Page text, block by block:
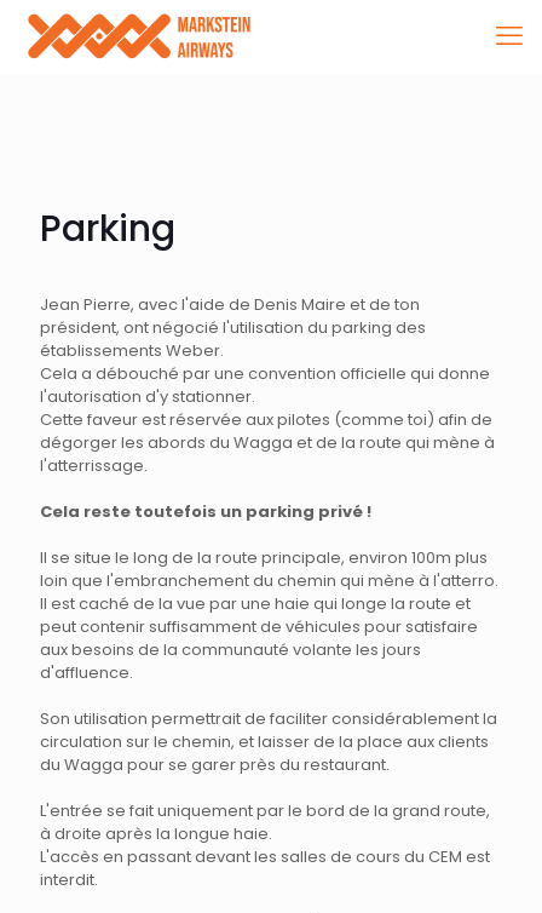
Parking
Jean Pierre, avec l'aide de Denis Maire et de ton
président, ont négocié l'utilisation du parking des
établissements Weber.
Cela a débouché par une convention officielle qui donne
l'autorisation d'y stationner.
Cette faveur est réservée aux pilotes (comme toi) afin de
dégorger les abords du Wagga et de la route qui mène à
l'atterrissage.
Cela reste toutefois un parking privé !
Il se situe le long de la route principale, environ 100m plus
loin que l'embranchement du chemin qui mène à l'atterro.
Il est caché de la vue par une haie qui longe la route et
peut contenir suffisamment de véhicules pour satisfaire
aux besoins de la communauté volante les jours
d'affluence.
Son utilisation permettrait de faciliter considérablement la
circulation sur le chemin, et laisser de la place aux clients
du Wagga pour se garer près du restaurant.
L'entrée se fait uniquement par le bord de la grand route,
à droite après la longue haie.
L'accès en passant devant les salles de cours du CEM est
interdit.